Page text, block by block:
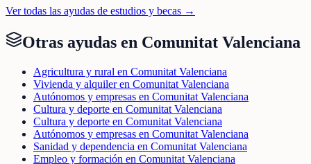
Ver todas las ayudas de estudios y becas →
Otras ayudas en Comunitat Valenciana
Agricultura y rural en Comunitat Valenciana
Vivienda y alquiler en Comunitat Valenciana
Autónomos y empresas en Comunitat Valenciana
Cultura y deporte en Comunitat Valenciana
Cultura y deporte en Comunitat Valenciana
Autónomos y empresas en Comunitat Valenciana
Sanidad y dependencia en Comunitat Valenciana
Empleo y formación en Comunitat Valenciana